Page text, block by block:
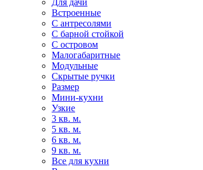
Встроенные
С антресолями
С барной стойкой
С островом
Малогабаритные
Модульные
Скрытые ручки
Размер
Мини-кухни
Узкие
3 кв. м.
5 кв. м.
6 кв. м.
9 кв. м.
Все для кухни